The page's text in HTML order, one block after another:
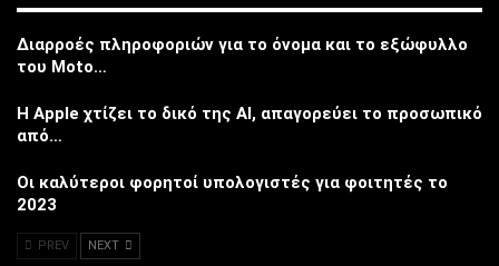
Διαρροές πληροφοριών για το όνομα και το εξώφυλλο
του Moto…
Η Apple χτίζει το δικό της AI, απαγορεύει το προσωπικό
από…
Οι καλύτεροι φορητοί υπολογιστές για φοιτητές το
2023
PREV NEXT